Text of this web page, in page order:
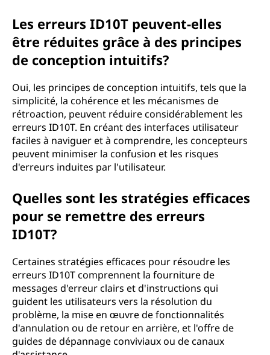
Les erreurs ID10T peuvent-elles
être réduites grâce à des principes
de conception intuitifs?
Oui, les principes de conception intuitifs, tels que la
simplicité, la cohérence et les mécanismes de
rétroaction, peuvent réduire considérablement les
erreurs ID10T. En créant des interfaces utilisateur
faciles à naviguer et à comprendre, les concepteurs
peuvent minimiser la confusion et les risques
d'erreurs induites par l'utilisateur.
Quelles sont les stratégies efficaces
pour se remettre des erreurs
ID10T?
Certaines stratégies efficaces pour résoudre les
erreurs ID10T comprennent la fourniture de
messages d'erreur clairs et d'instructions qui
guident les utilisateurs vers la résolution du
problème, la mise en œuvre de fonctionnalités
d'annulation ou de retour en arrière, et l'offre de
guides de dépannage conviviaux ou de canaux